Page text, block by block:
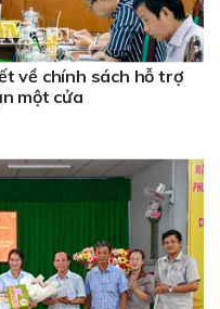
về chính sách hỗ trợ
một cửa